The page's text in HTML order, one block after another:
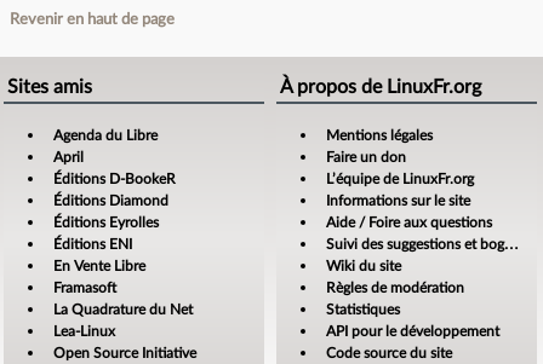
Revenir en haut de page
Sites amis
Agenda du Libre
April
Éditions D-BookeR
Éditions Diamond
Éditions Eyrolles
Éditions ENI
En Vente Libre
Framasoft
La Quadrature du Net
Lea-Linux
Open Source Initiative
À propos de LinuxFr.org
Mentions légales
Faire un don
L’équipe de LinuxFr.org
Informations sur le site
Aide / Foire aux questions
Suivi des suggestions et bogues
Wiki du site
Règles de modération
Statistiques
API pour le développement
Code source du site